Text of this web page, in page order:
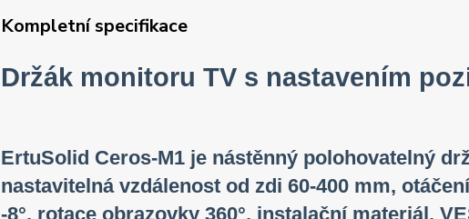
Kompletní specifikace
Držák monitoru TV s nastavením
ErtuSolid Ceros-M1 je nástěnný polohovatelný
nastavitelná vzdálenost od zdi 60-400 mm,
-8°, rotace obrazovky 360°, instalační materiál,